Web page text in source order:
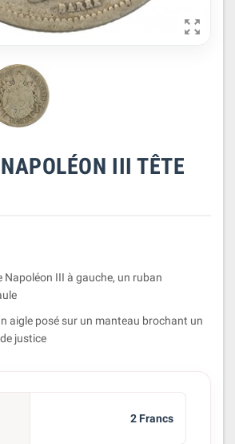

III TÊTE
Napoléon III à gauche, un ruban
aigle posé sur un manteau brochant un
justice
2 Francs